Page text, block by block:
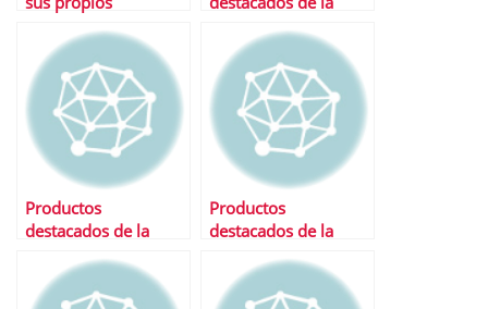
analizamos!
Productos
destacados de la
Productos
destacados de la